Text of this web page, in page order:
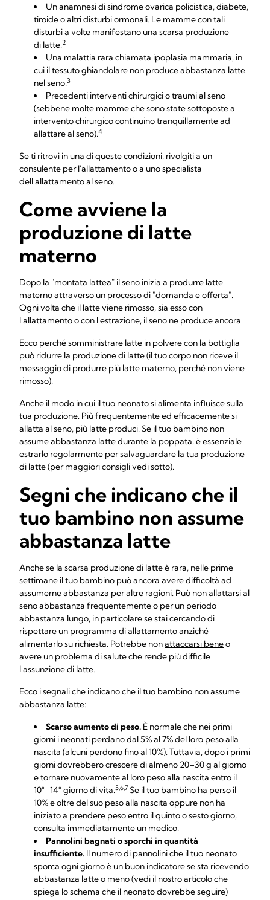
Un'anamnesi di sindrome ovarica policistica, diabete,
tiroide o altri disturbi ormonali. Le mamme con tali
disturbi a volte manifestano una scarsa produzione
di latte.2
Una malattia rara chiamata ipoplasia mammaria, in
cui il tessuto ghiandolare non produce abbastanza latte
nel seno.3
Precedenti interventi chirurgici o traumi al seno
(sebbene molte mamme che sono state sottoposte a
intervento chirurgico continuino tranquillamente ad
allattare al seno).4
Se ti ritrovi in una di queste condizioni, rivolgiti a un
consulente per l'allattamento o a uno specialista
dell'allattamento al seno.
Come avviene la
produzione di latte
materno
Dopo la "montata lattea" il seno inizia a produrre latte
materno attraverso un processo di "domanda e offerta".
Ogni volta che il latte viene rimosso, sia esso con
l'allattamento o con l'estrazione, il seno ne produce ancora.
Ecco perché somministrare latte in polvere con la bottiglia
può ridurre la produzione di latte (il tuo corpo non riceve il
messaggio di produrre più latte materno, perché non viene
rimosso).
Anche il modo in cui il tuo neonato si alimenta influisce sulla
tua produzione. Più frequentemente ed efficacemente si
allatta al seno, più latte produci. Se il tuo bambino non
assume abbastanza latte durante la poppata, è essenziale
estrarlo regolarmente per salvaguardare la tua produzione
di latte (per maggiori consigli vedi sotto).
Segni che indicano che il
tuo bambino non assume
abbastanza latte
Anche se la scarsa produzione di latte è rara, nelle prime
settimane il tuo bambino può ancora avere difficoltà ad
assumerne abbastanza per altre ragioni. Può non allattarsi al
seno abbastanza frequentemente o per un periodo
abbastanza lungo, in particolare se stai cercando di
rispettare un programma di allattamento anziché
alimentarlo su richiesta. Potrebbe nonattaccarsi beneo
avere un problema di salute che rende più difficile
l'assunzione di latte.
Ecco i segnali che indicano che il tuo bambino non assume
abbastanza latte:
Scarso aumento di peso. È normale che nei primi
giorni i neonati perdano dal 5% al 7% del loro peso alla
nascita (alcuni perdono fino al 10%). Tuttavia, dopo i primi
giorni dovrebbero crescere di almeno 20–30 g al giorno
e tornare nuovamente al loro peso alla nascita entro il
10°–14° giorno di vita.5,6,7 Se il tuo bambino ha perso il
10% e oltre del suo peso alla nascita oppure non ha
iniziato a prendere peso entro il quinto o sesto giorno,
consulta immediatamente un medico.
Pannolini bagnati o sporchi in quantità
insufficiente. Il numero di pannolini che il tuo neonato
sporca ogni giorno è un buon indicatore se sta ricevendo
abbastanza latte o meno (vedi il nostro articolo che
spiega lo schema che il neonato dovrebbe seguire)